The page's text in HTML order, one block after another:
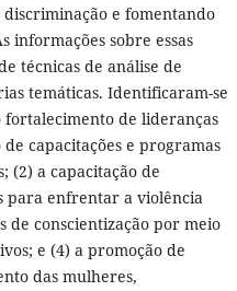
e fomentando
informações sobre essas
técnicas de análise de
temáticas. Identificaram-se
de lideranças
capacitações e programas
(2) a capacitação de
para enfrentar a violência
de conscientização por meio
e (4) a promoção de
das mulheres,